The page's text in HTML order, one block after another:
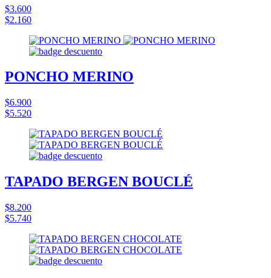
$3.600
$2.160
PONCHO MERINO
$6.900
$5.520
TAPADO BERGEN BOUCLÉ
$8.200
$5.740